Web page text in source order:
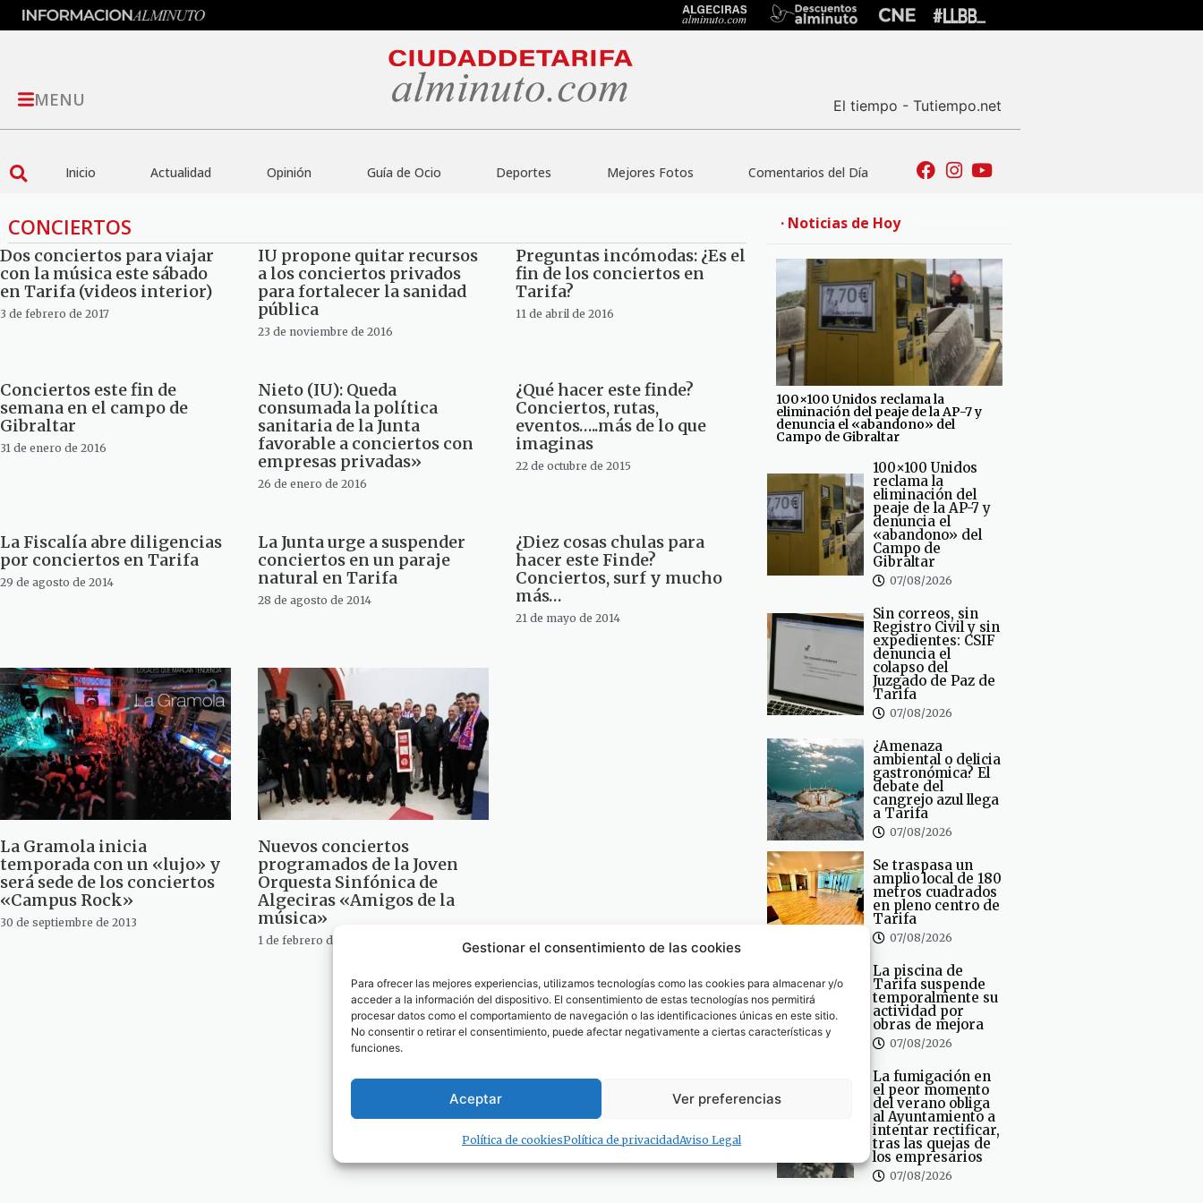
Gestionar el consentimiento de las cookies
Para ofrecer las mejores experiencias, utilizamos tecnologías como las cookies para almacenar y/o
acceder a la información del dispositivo. El consentimiento de estas tecnologías nos permitirá
procesar datos como el comportamiento de navegación o las identificaciones únicas en este sitio.
No consentir o retirar el consentimiento, puede afectar negativamente a ciertas características y
funciones.
Aceptar Ver preferencias
Política de cookiesPolítica de privacidadAviso Legal
MENU El tiempo - Tutiempo.net
Inicio Actualidad Opinión Guía de Ocio Deportes Mejores Fotos Comentarios del Día
CONCIERTOS
Dos conciertos para viajar
con la música este sábado
en Tarifa (videos interior)
3 de febrero de 2017
IU propone quitar recursos
a los conciertos privados
para fortalecer la sanidad
pública
23 de noviembre de 2016
Preguntas incómodas: ¿Es el
fin de los conciertos en
Tarifa?
11 de abril de 2016
Conciertos este fin de
semana en el campo de
Gibraltar
31 de enero de 2016
Nieto (IU): Queda
consumada la política
sanitaria de la Junta
favorable a conciertos con
empresas privadas»
26 de enero de 2016
¿Qué hacer este finde?
Conciertos, rutas,
eventos…..más de lo que
imaginas
22 de octubre de 2015
La Fiscalía abre diligencias
por conciertos en Tarifa
29 de agosto de 2014
La Junta urge a suspender
conciertos en un paraje
natural en Tarifa
28 de agosto de 2014
¿Diez cosas chulas para
hacer este Finde?
Conciertos, surf y mucho
más…
21 de mayo de 2014
La Gramola inicia
temporada con un «lujo» y
será sede de los conciertos
«Campus Rock»
30 de septiembre de 2013
Nuevos conciertos
programados de la Joven
Orquesta Sinfónica de
Algeciras «Amigos de la
música»
1 de febrero de 2013
· Noticias de Hoy
100×100 Unidos reclama la
eliminación del peaje de la AP-7 y
denuncia el «abandono» del
Campo de Gibraltar
100×100 Unidos
reclama la
eliminación del
peaje de la AP-7 y
denuncia el
«abandono» del
Campo de
Gibraltar
07/08/2026
Sin correos, sin
Registro Civil y sin
expedientes: CSIF
denuncia el
colapso del
Juzgado de Paz de
Tarifa
07/08/2026
¿Amenaza
ambiental o delicia
gastronómica? El
debate del
cangrejo azul llega
a Tarifa
07/08/2026
Se traspasa un
amplio local de 180
metros cuadrados
en pleno centro de
Tarifa
07/08/2026
La piscina de
Tarifa suspende
temporalmente su
actividad por
obras de mejora
07/08/2026
La fumigación en
el peor momento
del verano obliga
al Ayuntamiento a
intentar rectificar,
tras las quejas de
los empresarios
07/08/2026